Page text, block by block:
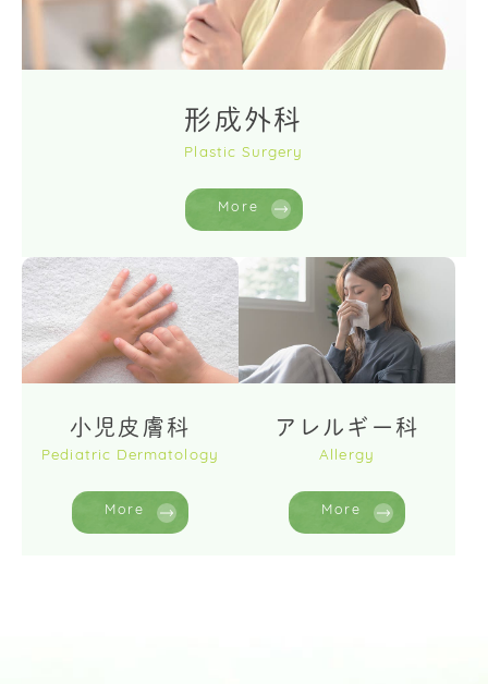
形成外科
Plastic Surgery
More
小児皮膚科
Pediatric Dermatology
More
アレルギー科
Allergy
More